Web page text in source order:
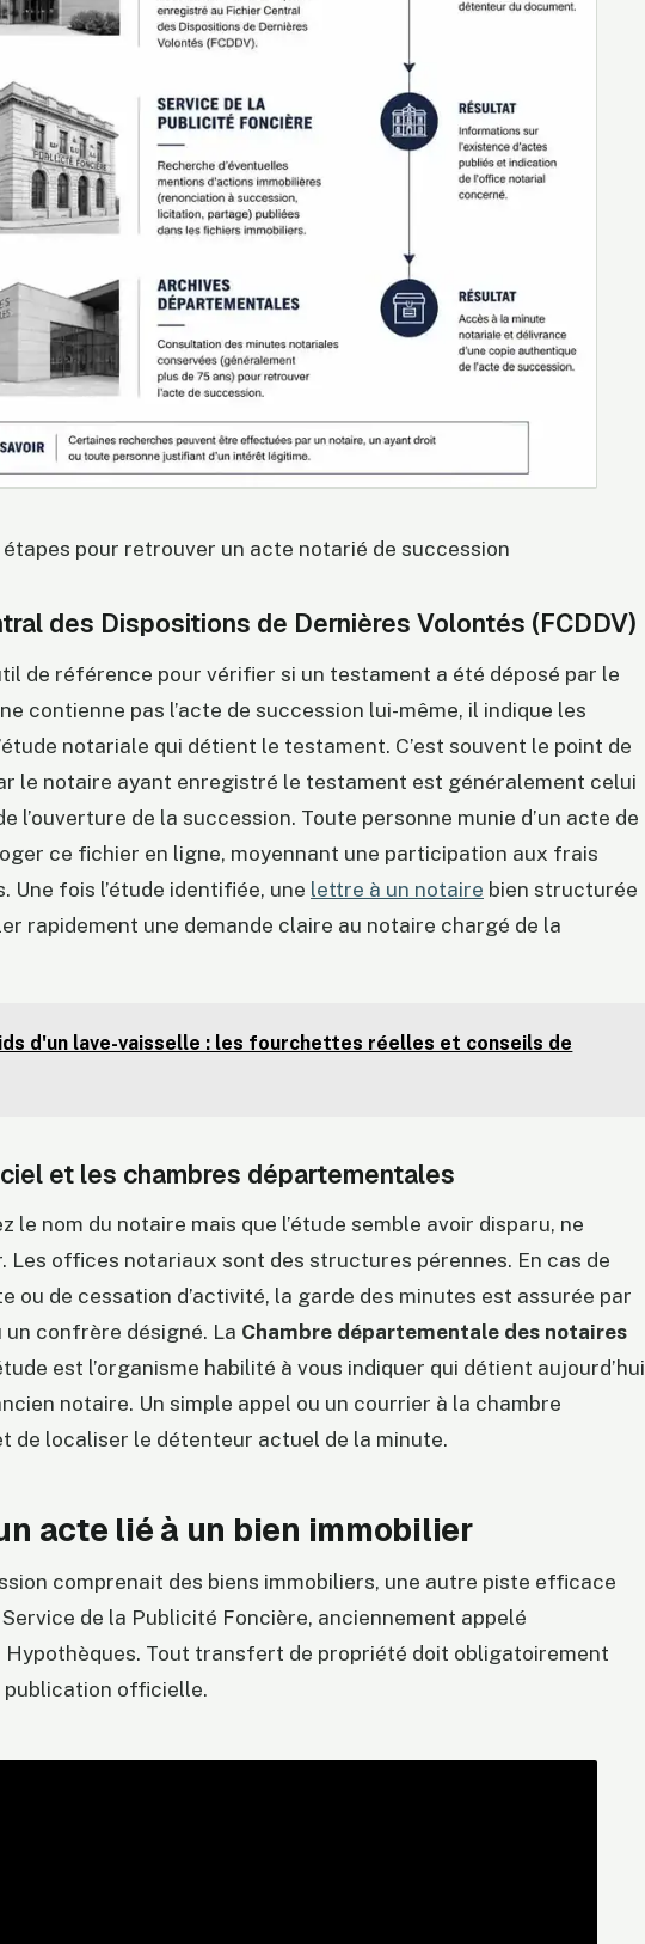
étapes pour retrouver un acte notarié de succession
des Dispositions de Dernières Volontés (FCDDV)
de référence pour vérifier si un testament a été déposé par le
contienne pas l’acte de succession lui-même, il indique les
notariale qui détient le testament. C’est souvent le point de
le notaire ayant enregistré le testament est généralement celui
l’ouverture de la succession. Toute personne munie d’un acte de
ce fichier en ligne, moyennant une participation aux frais
Une fois l’étude identifiée, une lettre à un notaire bien structurée
rapidement une demande claire au notaire chargé de la
d'un lave-vaisselle : les fourchettes réelles et conseils de
et les chambres départementales
le nom du notaire mais que l’étude semble avoir disparu, ne
Les offices notariaux sont des structures pérennes. En cas de
ou de cessation d’activité, la garde des minutes est assurée par
un confrère désigné. La Chambre départementale des notaires
est l’organisme habilité à vous indiquer qui détient aujourd’hui
notaire. Un simple appel ou un courrier à la chambre
de localiser le détenteur actuel de la minute.
acte lié à un bien immobilier
comprenait des biens immobiliers, une autre piste efficace
Service de la Publicité Foncière, anciennement appelé
Hypothèques. Tout transfert de propriété doit obligatoirement
publication officielle.